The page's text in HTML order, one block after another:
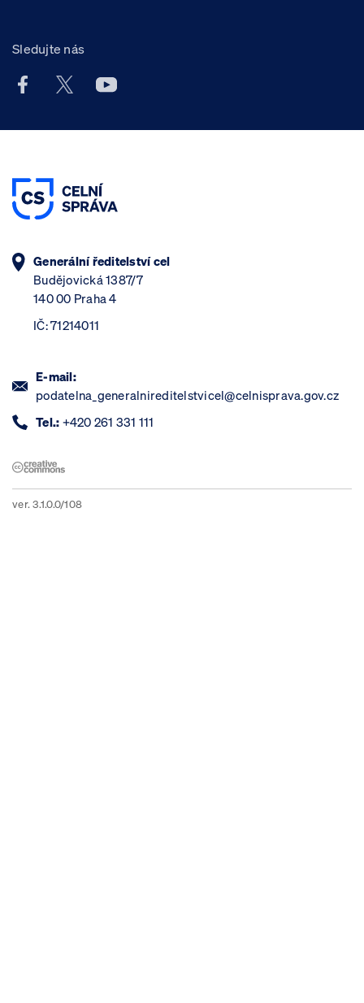
Sledujte nás
Facebook účet Celní správy ČR
X účet Celní správy ČR
Youtube účet Celní správy ČR
Generální ředitelství cel
Budějovická 1387/7
140 00 Praha 4
IČ: 71214011
E-mail:
podatelna_generalnireditelstvicel@celnisprava.gov.cz
Tel.: +420 261 331 111
ver. 3.1.0.0/108